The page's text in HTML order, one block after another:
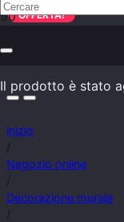
Il prodotto è stato
inizio
/
Negozio online
/
Decorazione murale
/
OFFERTA!